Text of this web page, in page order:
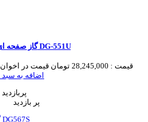
گاز صفحه ای داتیس مدل DG-551U
قیمت : 28,245,000 تومان قیمت در
اضافه به
پربازدید
پر بازدید